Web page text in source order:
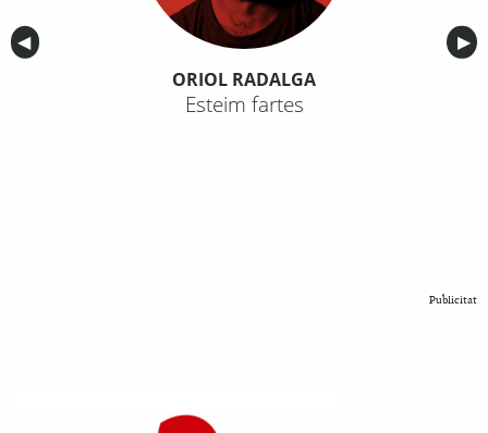
Anterior
◀︎ ▶︎
ORIOL RADALGA
Esteim fartes
Publicitat